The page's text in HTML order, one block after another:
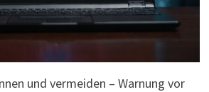
und vermeiden – Warnung vor